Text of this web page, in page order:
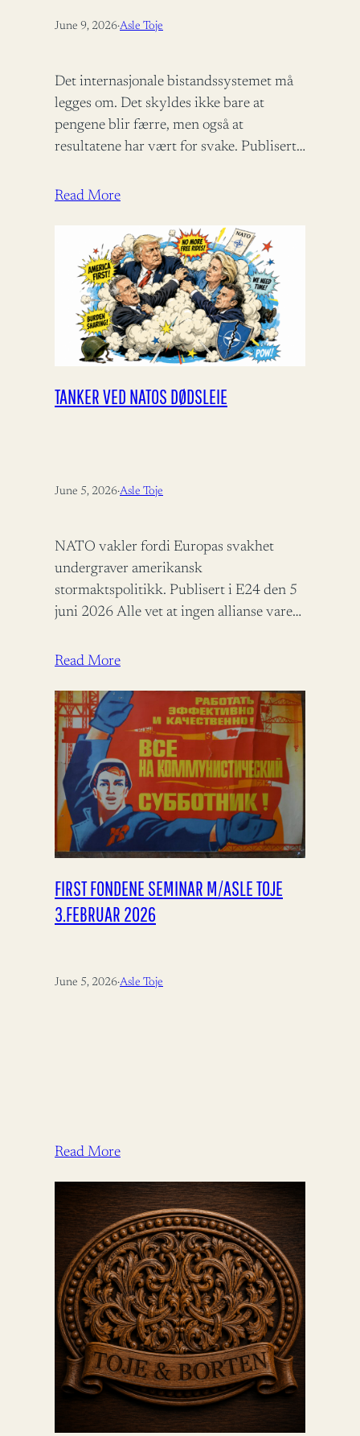
June 9, 2026·Asle Toje
Det internasjonale bistandssystemet må
legges om. Det skyldes ikke bare at
pengene blir færre, men også at
resultatene har vært for svake. Publisert i
internasjonale bistandsregimet…
Read More
TANKER VED NATOS DØDSLEIE
June 5, 2026·Asle Toje
NATO vakler fordi Europas svakhet
undergraver amerikansk
stormaktspolitikk. Publisert i E24 den 5
juni 2026 Alle vet at ingen allianse varer
på…
Read More
FIRST FONDENE SEMINAR M/ASLE TOJE
3.FEBRUAR 2026
June 5, 2026·Asle Toje
Read More